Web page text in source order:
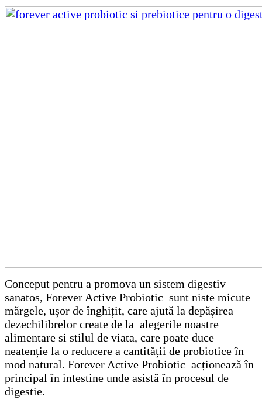
Conceput pentru a promova un sistem digestiv
sanatos, Forever Active Probiotic sunt niste micute
mărgele, ușor de înghițit, care ajută la depășirea
dezechilibrelor create de la alegerile noastre
alimentare si stilul de viata, care poate duce
neatenție la o reducere a cantității de probiotice în
mod natural. Forever Active Probiotic acționează în
principal în intestine unde asistă în procesul de
digestie.